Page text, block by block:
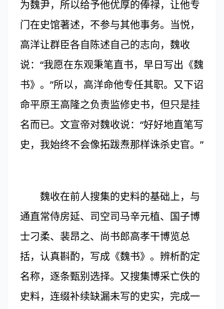
为魏尹，所以给予他优厚的俸禄，让他专
门在史馆著述，不参与其他事务。当悦，
高洋让群臣各自陈述自己的志向，魏收
说：“我愿在东观秉笔直书，早日写出《魏
书》。”所以，高洋命他专任其职。又下诏
命平原王高隆之负责监修史书，但只是挂
名而已。文宣帝对魏收说：“好好地直笔写
史，我始终不会像拓跋焘那样诛杀史官。”
魏收在前人搜集的史料的基础上，与
通直常侍房延、司空司马辛元植、国子博
士刁柔、裴昂之、尚书郎高孝干博览总
括，认真斟酌，写成《魏书》。辨析酌定
名称，逐条甄别选择。又搜集博采亡佚的
史料，连缀补续缺漏未写的史实，完成一